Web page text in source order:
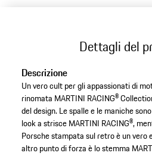
Dettagli del
Descrizione
Un vero cult per gli appassionati di
rinomata MARTINI RACING®
del design. Le spalle e le maniche
look a strisce MARTINI RACING®,
Porsche stampata sul retro è un vero
altro punto di forza è lo stemma